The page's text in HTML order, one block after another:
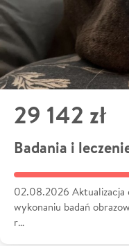
29 142 zł
Badania i
02.08.2026 Aktualizacja
wykonaniu badań
r…